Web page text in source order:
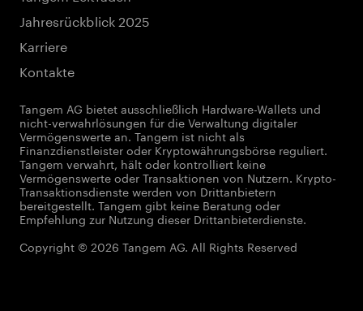
Jahresrückblick 2025
Karriere
Kontakte
Tangem AG bietet ausschließlich Hardware-Wallets und
nicht-verwahrlösungen für die Verwaltung digitaler
Vermögenswerte an. Tangem ist nicht als
Finanzdienstleister oder Kryptowährungsbörse reguliert.
Tangem verwahrt, hält oder kontrolliert keine
Vermögenswerte oder Transaktionen von Nutzern. Krypto-
Transaktionsdienste werden von Drittanbietern
bereitgestellt. Tangem gibt keine Beratung oder
Empfehlung zur Nutzung dieser Drittanbieterdienste.